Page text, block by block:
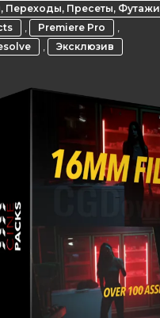
Переходы, Пресеты, Футажи
, Premiere Pro ,
, Эксклюзив